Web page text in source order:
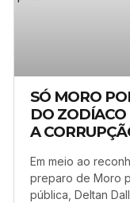
SÓ MORO
DO ZODÍACO
A
Em meio ao
preparo de Moro
pública, Deltan